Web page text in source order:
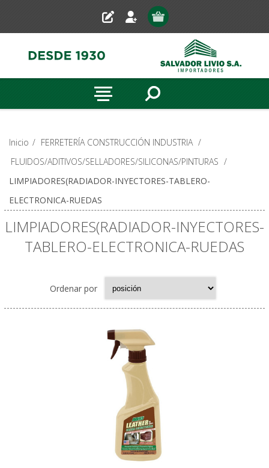
Inicio / FERRETERÍA CONSTRUCCIÓN INDUSTRIA /
FLUIDOS/ADITIVOS/SELLADORES/SILICONAS/PINTURAS /
LIMPIADORES(RADIADOR-INYECTORES-TABLERO-
ELECTRONICA-RUEDAS
LIMPIADORES(RADIADOR-INYECTORES-
TABLERO-ELECTRONICA-RUEDAS
Ordenar por